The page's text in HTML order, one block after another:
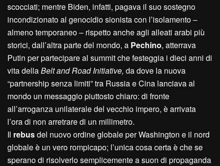
scocciati; mentre Biden, infatti, pagava il suo sostegno
incondizionato al genocidio sionista con l’isolamento –
almeno temporaneo – rispetto anche agli alleati arabi più
storici, dall’altra parte del mondo, a Pechino, atterrava
Putin per partecipare al summit che festeggia i dieci anni di
vita dellaBelt and Road Initiative, da dove la nuova
“partnership senza limiti” tra Russia e Cina lanciava al
mondo un messaggio piuttosto chiaro: di fronte
all’arroganza unilaterale del vecchio impero, è arrivata
l’ora di non arretrare di un millimetro.
Il rebusdel nuovo ordine globale per Washington e il nord
globale è un vero rompicapo; l’unica cosa certa è che se
sperano di risolverlo semplicemente a suon di propaganda